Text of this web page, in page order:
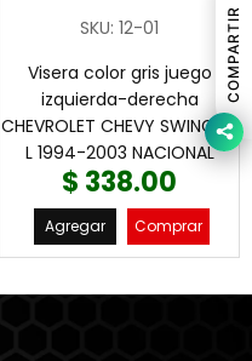
SKU: 12-01
Visera color gris juego
izquierda-derecha
CHEVROLET CHEVY SWING 1.6
L 1994-2003 NACIONAL
$ 338.00
Agregar Comprar
COMPARTIR